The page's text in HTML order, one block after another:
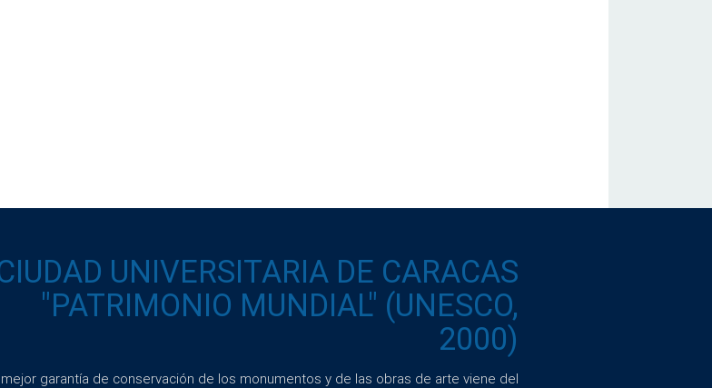
UNIVERSITARIA DE CARACAS
"PATRIMONIO MUNDIAL" (UNESCO,
2000)
mejor garantía de conservación de los monumentos y de las obras de arte viene del